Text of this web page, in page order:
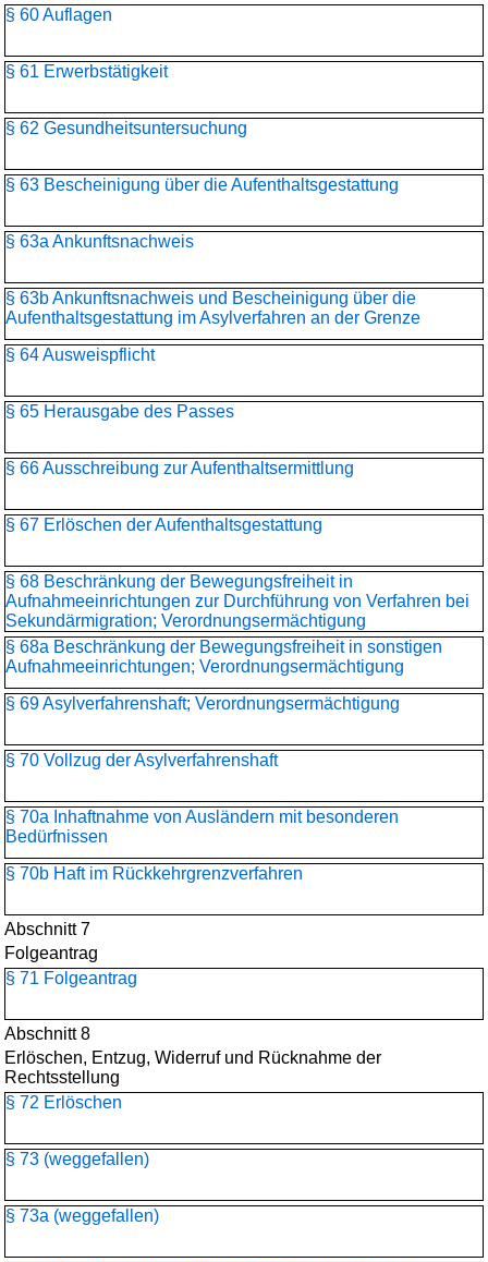
§ 60 Auflagen
§ 61 Erwerbstätigkeit
§ 62 Gesundheitsuntersuchung
§ 63 Bescheinigung über die Aufenthaltsgestattung
§ 63a Ankunftsnachweis
§ 63b Ankunftsnachweis und Bescheinigung über die
Aufenthaltsgestattung im Asylverfahren an der Grenze
§ 64 Ausweispflicht
§ 65 Herausgabe des Passes
§ 66 Ausschreibung zur Aufenthaltsermittlung
§ 67 Erlöschen der Aufenthaltsgestattung
§ 68 Beschränkung der Bewegungsfreiheit in
Aufnahmeeinrichtungen zur Durchführung von Verfahren bei
Sekundärmigration; Verordnungsermächtigung
§ 68a Beschränkung der Bewegungsfreiheit in sonstigen
Aufnahmeeinrichtungen; Verordnungsermächtigung
§ 69 Asylverfahrenshaft; Verordnungsermächtigung
§ 70 Vollzug der Asylverfahrenshaft
§ 70a Inhaftnahme von Ausländern mit besonderen
Bedürfnissen
§ 70b Haft im Rückkehrgrenzverfahren
Abschnitt 7
Folgeantrag
§ 71 Folgeantrag
Abschnitt 8
Erlöschen, Entzug, Widerruf und Rücknahme der
Rechtsstellung
§ 72 Erlöschen
§ 73 (weggefallen)
§ 73a (weggefallen)